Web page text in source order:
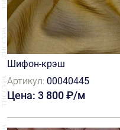
Шифон-крэш
Артикул: 00040445
Цена: 3 800 ₽/м